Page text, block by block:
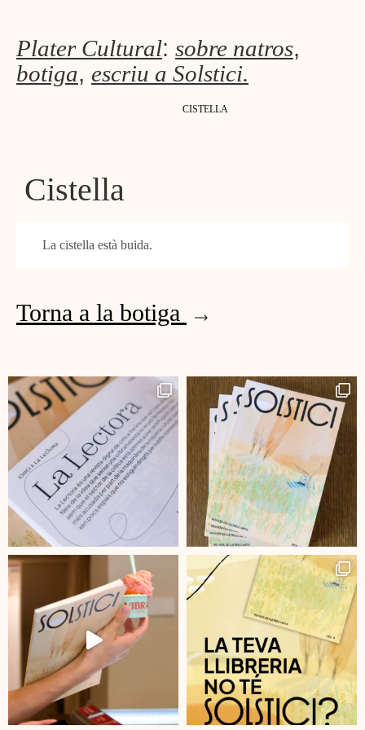
Plater Cultural: sobre natros,
botiga, escriu a Solstici.
CISTELLA
Cistella
La cistella està buida.
Torna a la botiga